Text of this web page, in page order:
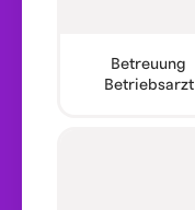
Betreuung
Betriebsarzt